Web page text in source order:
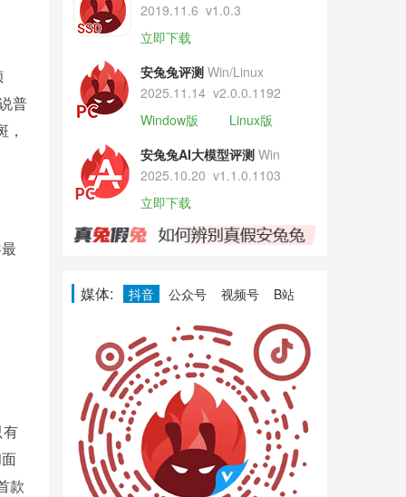
普
有
款
2019.11.6 v1.0.3
立即下载
安兔兔评测 Win/Linux
2025.11.14 v2.0.0.1192
Window版
Linux版
安兔兔AI大模型评测 Win
2025.10.20 v1.1.0.1103
立即下载
媒体: 抖音 公众号 视频号 B站